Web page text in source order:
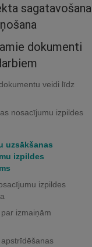
sagatavošana
dokumenti
veidi līdz
nosacījumu izpildes
uzsākšanas
izpildes
izpildes
izmaiņām